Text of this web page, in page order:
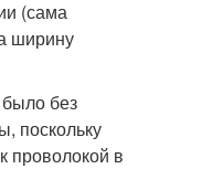
(сама
ширину
без
поскольку
проволокой в